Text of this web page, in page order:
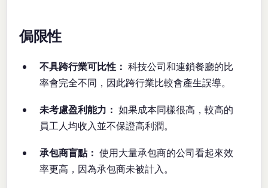
侷限性
不具跨行業可比性： 科技公司和連鎖餐廳的比
率會完全不同，因此跨行業比較會產生誤導。
未考慮盈利能力： 如果成本同樣很高，較高的
員工人均收入並不保證高利潤。
承包商盲點： 使用大量承包商的公司看起來效
率更高，因為承包商未被計入。